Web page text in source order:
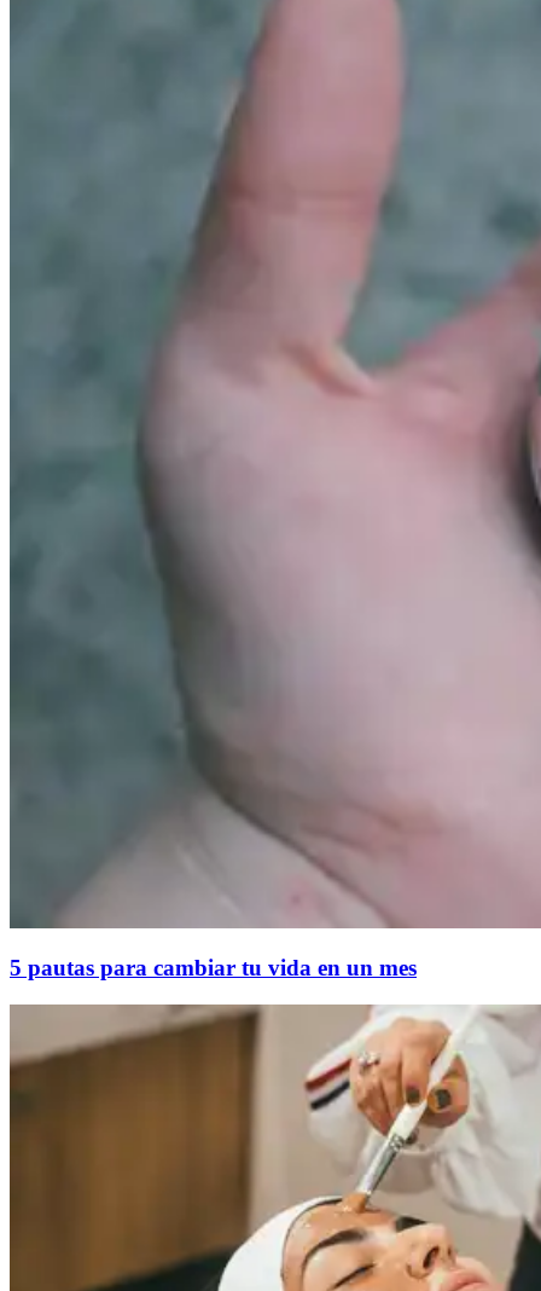
5 pautas para cambiar tu vida en un mes